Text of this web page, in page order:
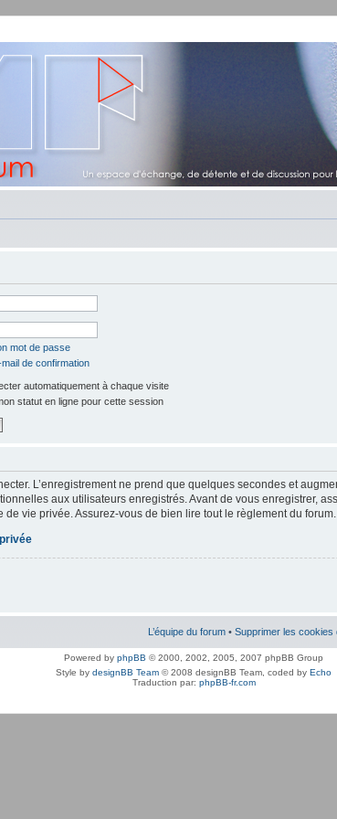
mot de passe
mail de confirmation
automatiquement à chaque visite
statut en ligne pour cette session
L’enregistrement ne prend que quelques secondes et
aux utilisateurs enregistrés. Avant de vous enregistrer,
vie privée. Assurez-vous de bien lire tout le règlement du forum.
L’équipe du forum • Supprimer les cookies
Powered by phpBB © 2000, 2002, 2005, 2007 phpBB Group
Style by designBB Team © 2008 designBB Team, coded by Echo
Traduction par: phpBB-fr.com